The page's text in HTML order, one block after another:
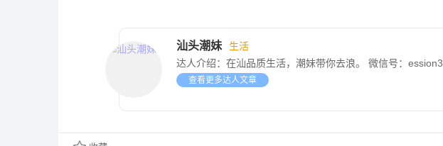
汕头潮妹
生活
达人介绍： 在汕品质生活，潮妹带你去浪。 微信号：ession3
查看更多达人文章